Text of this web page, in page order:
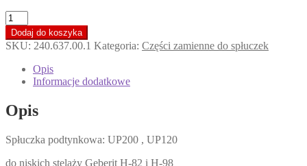
ilość
Geberit
Zawór
spustowy
dwudzielny
gniazdem
UP200
240.637.00.1
Dodaj do koszyka
SKU: 240.637.00.1 Kategoria: Części zamienne do spłuczek
Opis
Informacje dodatkowe
Opis
Spłuczka podtynkowa: UP200 , UP120
do niskich stelaży Geberit H-82 i H-98